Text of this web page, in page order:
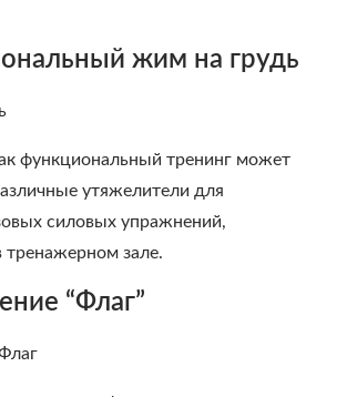
жим на грудь
функциональный тренинг может
утяжелители для
силовых упражнений,
зале.
“Флаг”